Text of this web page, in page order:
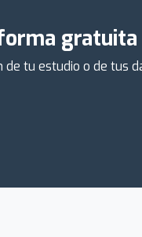
gratuita
tu estudio o de tus